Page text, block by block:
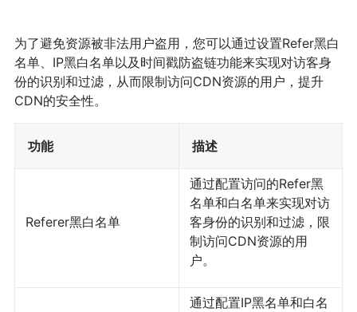
为了避免资源被非法用户盗用，您可以通过设置Refer黑白
名单、IP黑白名单以及时间戳防盗链功能来实现对访客身
份的识别和过滤，从而限制访问CDN资源的用户，提升
CDN的安全性。
功能 描述
Referer黑白名单
通过配置访问的Refer黑
名单和白名单来实现对访
客身份的识别和过滤，限
制访问CDN资源的用
户。
通过配置IP黑名单和白名